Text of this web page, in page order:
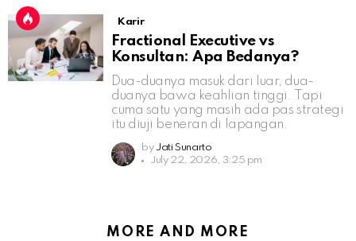
Karir
Fractional Executive vs
Konsultan: Apa Bedanya?
Dua-duanya masuk dari luar, dua-
duanya bawa keahlian tinggi. Tapi
cuma satu yang masih ada pas strategi
itu diuji beneran di lapangan.
by Jati Sunarto
July 22, 2026, 3:25 pm
MORE AND MORE